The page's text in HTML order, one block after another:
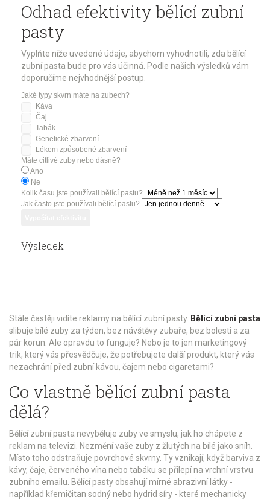
Odhad efektivity bělící zubní
pasty
Vyplňte níže uvedené údaje, abychom vyhodnotili, zda bělící
zubní pasta bude pro vás účinná. Podle našich výsledků vám
doporučíme nejvhodnější postup.
Jaké typy skvrn máte na zubech?
Káva
Čaj
Tabák
Genetické zbarvení
Lékem způsobené zbarvení
Máte citlivé zuby nebo dásně?
Ano
Ne
Kolik času jste používali bělící pastu?
Jak často jste používali bělící pastu?
Výsledek
Stále častěji vidíte reklamy na bělící zubní pasty. Bělící zubní pasta
slibuje bílé zuby za týden, bez návštěvy zubaře, bez bolesti a za
pár korun. Ale opravdu to funguje? Nebo je to jen marketingový
trik, který vás přesvědčuje, že potřebujete další produkt, který vás
nezachrání před zubní kávou, čajem nebo cigaretami?
Co vlastně bělící zubní pasta
dělá?
Bělící zubní pasta nevyběluje zuby ve smyslu, jak ho chápete z
reklam na televizi. Nezmění vaše zuby z žlutých na bílé jako sníh.
Místo toho odstraňuje povrchové skvrny. Ty vznikají, když barviva z
kávy, čaje, červeného vína nebo tabáku se přilepí na vrchní vrstvu
zubního emailu. Bělící pasty obsahují mírné abrazivní látky -
například křemičitan sodný nebo hydrid síry - které mechanicky